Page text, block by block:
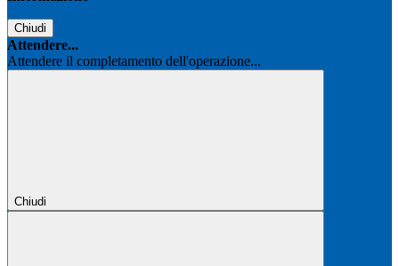
Chiudi
Attendere...
Attendere il completamento dell'operazione...
Chiudi